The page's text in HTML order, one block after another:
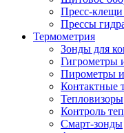
Пресс-
Прессы
Термометрия
Зонды для
Гигрометры
Пирометры
Контактные
Тепловизоры
Контроль
Смарт-зонды